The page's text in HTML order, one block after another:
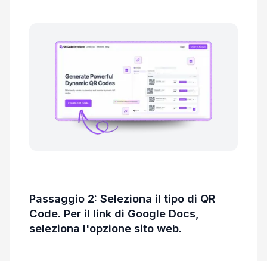
Passaggio 2: Seleziona il tipo di QR
Code. Per il link di Google Docs,
seleziona l'opzione sito web.